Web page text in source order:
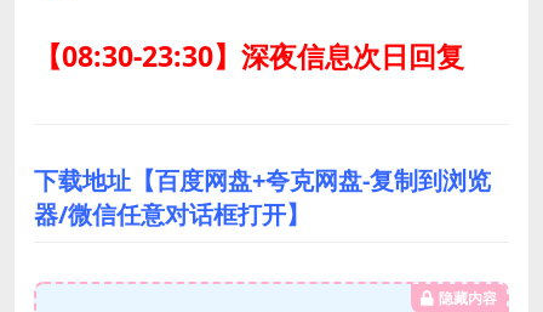
【08:30-23:30】深夜信息次日回复
下载地址【百度网盘+夸克网盘-复制到浏览
器/微信任意对话框打开】
隐藏内容